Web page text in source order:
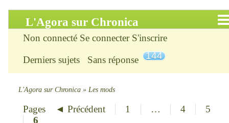
L'Agora sur Chronica
Accueil
Infos
Chercher
S’inscrire
Non connecté Se connecter S'inscrire
Derniers sujets Sans réponse 144
L'Agora sur Chronica » Les mods
Pages ◄ Précédent 1 … 4
5
6